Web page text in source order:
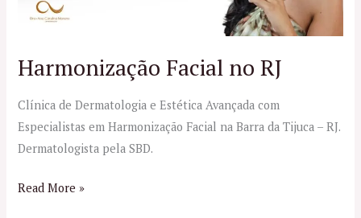
Harmonização Facial no RJ
Clínica de Dermatologia e Estética Avançada com
Especialistas em Harmonização Facial na Barra da Tijuca – RJ.
Dermatologista pela SBD.
Read More »